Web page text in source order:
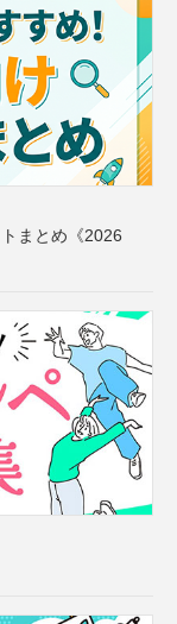
まとめ《2026